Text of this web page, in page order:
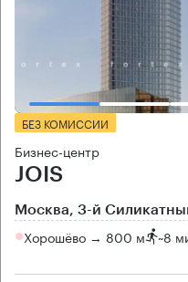
БЕЗ КОМИССИИ
Бизнес-центр
JOIS
Москва, 3-й
Хорошёво → 800 м ~8